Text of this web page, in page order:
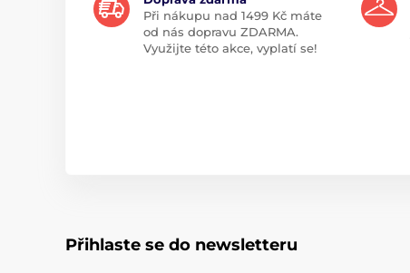
Při nákupu nad 1499 Kč máte
od nás dopravu ZDARMA.
Využijte této akce, vyplatí se!
Přihlaste se do newsletteru